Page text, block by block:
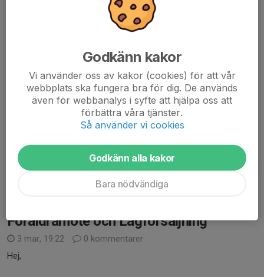
Lagförsäljning
5 mar, 19:03
0 kommentarer
Meddelande från föräldragruppen
”Hej alla vårdnadshavare 🙂
igen för att samla in pengar till cuper, matcher osv.
Varje spelare ska sälja minst 4 häften var....
Föräldramöte och Lagförsäljning
3 mar, 19:22
0 kommentarer
Hej,
Godkänn kakor
Vi använder oss av kakor (cookies) för att vår
webbplats ska fungera bra för dig. De används
även för webbanalys i syfte att hjälpa oss att
förbättra våra tjänster.
Så använder vi cookies
Godkänn alla kakor
Bara nödvändiga